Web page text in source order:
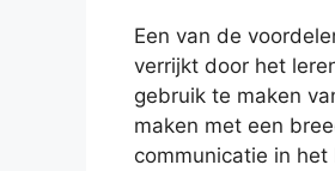
Een van de
verrijkt door het
gebruik te maken
maken met een
communicatie in